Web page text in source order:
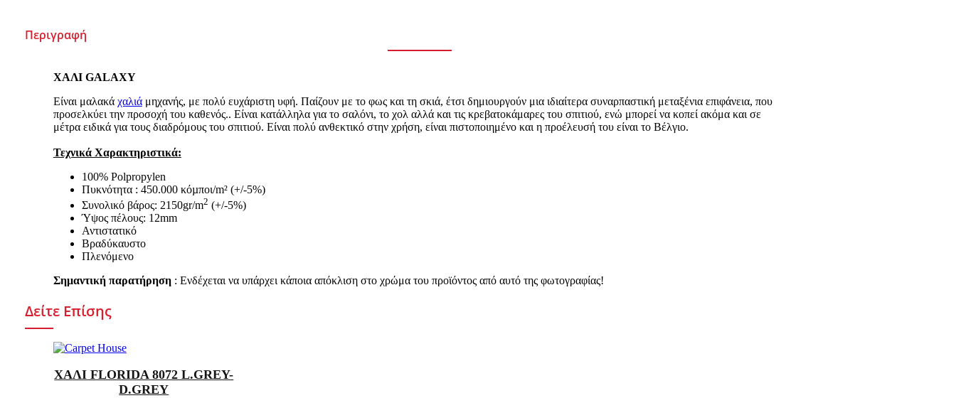
Περιγραφή
ΧΑΛΙ GALAXY
Είναι μαλακά χαλιάμηχανής, με πολύ ευχάριστη υφή. Παίζουν με το φως και τη σκιά, έτσι δημιουργούν μια ιδιαίτερα συναρπαστική μεταξένια επιφάνεια, που
προσελκύει την προσοχή του καθενός.. Είναι κατάλληλα για το σαλόνι, το χολ αλλά και τις κρεβατοκάμαρες του σπιτιού, ενώ μπορεί να κοπεί ακόμα και σε
μέτρα ειδικά για τους διαδρόμους του σπιτιού. Είναι πολύ ανθεκτικό στην χρήση, είναι πιστοποιημένο και η προέλευσή του είναι το Βέλγιο.
Τεχνικά Χαρακτηριστικά:
100% Polpropylen
Πυκνότητα : 450.000 κόµποι/m² (+/-5%)
Συνολικό βάρος: 2150gr/m2 (+/-5%)
Ύψος πέλους: 12mm
Αντιστατικό
Βραδύκαυστο
Πλενόμενο
Σημαντική παρατήρηση: Ενδέχεται να υπάρχει κάποια απόκλιση στο χρώμα του προϊόντος από αυτό της φωτογραφίας!
Δείτε Επίσης
ΧΑΛΙ FLORIDA 8072 L.GREY-
D.GREY